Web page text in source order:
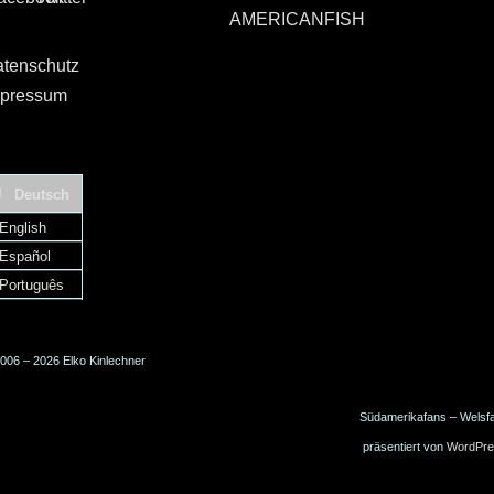
AMERICANFISH
Deutsch
English
Español
Português
– 2026 Elko Kinlechner
Südamerikafans –
präsentiert von